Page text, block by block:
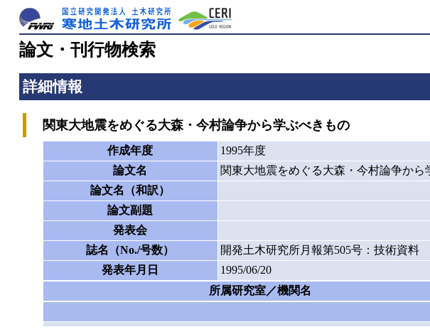
論文・刊行物検索
詳細情報
関東大地震をめぐる大森・今村論争から学ぶべきもの
作成年度
1995年度
論文名
関東大地震をめぐる大森・今村論争から
論文名（和訳）
論文副題
発表会
誌名（No./号数）
開発土木研究所月報第505号：技術資料
発表年月日
1995/06/20
所属研究室／機関名